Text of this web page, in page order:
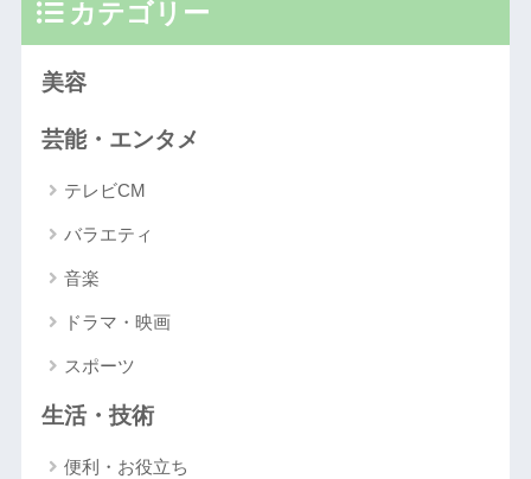
カテゴリー
美容
芸能・エンタメ
テレビCM
バラエティ
音楽
ドラマ・映画
スポーツ
生活・技術
便利・お役立ち